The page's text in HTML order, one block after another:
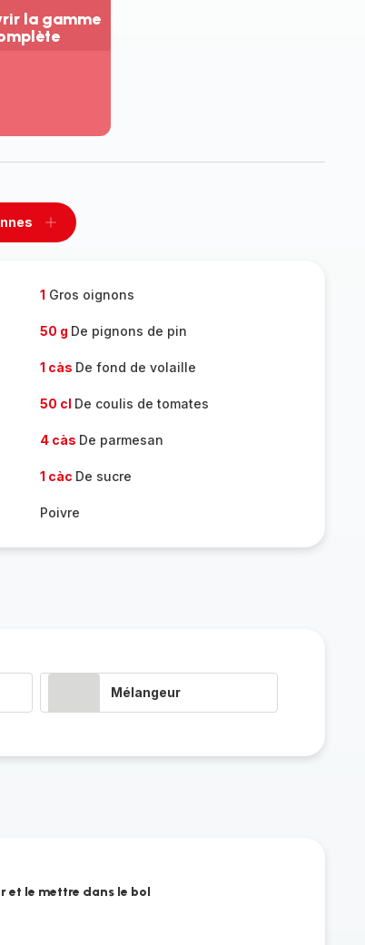
la gamme
Ajouter
1 Gros oignons
50 g De pignons de pin
1 càs De fond de volaille
50 cl De coulis de tomates
4 càs De parmesan
1 càc De sucre
Poivre
Mélangeur
et le mettre dans le bol